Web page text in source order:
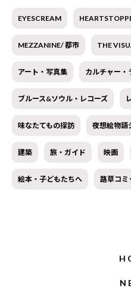
EYESCREAM
MEZZANINE/ 都市 THE
アート・写真集 カルチャー・
ブルース&ソウル・レコーズ
味なたてもの探訪 夜想絵物語
建築 旅・ガイド 映画
絵本・子どもたちへ 路草コミ